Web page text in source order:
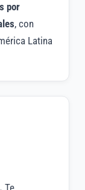
por
, con
Latina